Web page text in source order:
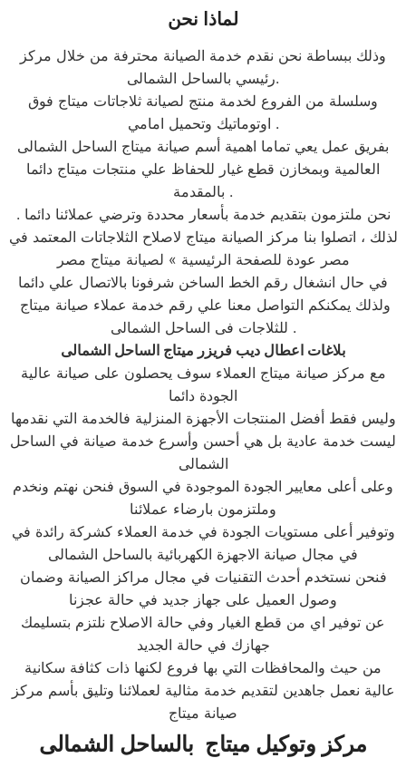
لماذا نحن
وذلك ببساطة نحن نقدم خدمة الصيانة محترفة من خلال مركز
رئيسي بالساحل الشمالى.
وسلسلة من الفروع لخدمة منتج لصيانة ثلاجاتات ميتاج فوق
اوتوماتيك وتحميل امامي .
بفريق عمل يعي تماما اهمية أسم صيانة ميتاج الساحل الشمالى
العالمية وبمخازن قطع غيار للحفاظ علي منتجات ميتاج دائما
بالمقدمة .
نحن ملتزمون بتقديم خدمة بأسعار محددة وترضي عملائنا دائما .
لذلك ، اتصلوا بنا مركز الصيانة ميتاج لاصلاح الثلاجاتات المعتمد في
مصر عودة للصفحة الرئيسية » لصيانة ميتاج مصر
في حال انشغال رقم الخط الساخن شرفونا بالاتصال علي دائما
ولذلك يمكنكم التواصل معنا علي رقم خدمة عملاء صيانة ميتاج
للثلاجات فى الساحل الشمالى .
بلاغات اعطال ديب فريزر ميتاج الساحل الشمالى
مع مركز صيانة ميتاج العملاء سوف يحصلون على صيانة عالية
الجودة دائما
وليس فقط أفضل المنتجات الأجهزة المنزلية فالخدمة التي نقدمها
ليست خدمة عادية بل هي أحسن وأسرع خدمة صيانة في الساحل
الشمالى
وعلى أعلى معايير الجودة الموجودة في السوق فنحن نهتم ونخدم
وملتزمون بارضاء عملائنا
وتوفير أعلى مستويات الجودة في خدمة العملاء كشركة رائدة في
في مجال صيانة الاجهزة الكهربائية بالساحل الشمالى
فنحن نستخدم أحدث التقنيات في مجال مراكز الصيانة وضمان
وصول العميل على جهاز جديد في حالة عجزنا
عن توفير اي من قطع الغيار وفي حالة الاصلاح نلتزم بتسليمك
جهازك في حالة الجديد
من حيث والمحافظات التي بها فروع لكنها ذات كثافة سكانية
عالية نعمل جاهدين لتقديم خدمة مثالية لعملائنا وتليق بأسم مركز
صيانة ميتاج
مركز وتوكيل ميتاج بالساحل الشمالى